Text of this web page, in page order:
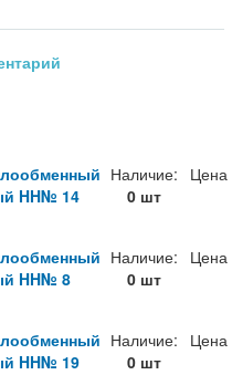
HH№ 14
Наличие:
0 шт
Цена
HH№ 8
Наличие:
0 шт
Цена
HH№ 19
Наличие:
0 шт
Цена